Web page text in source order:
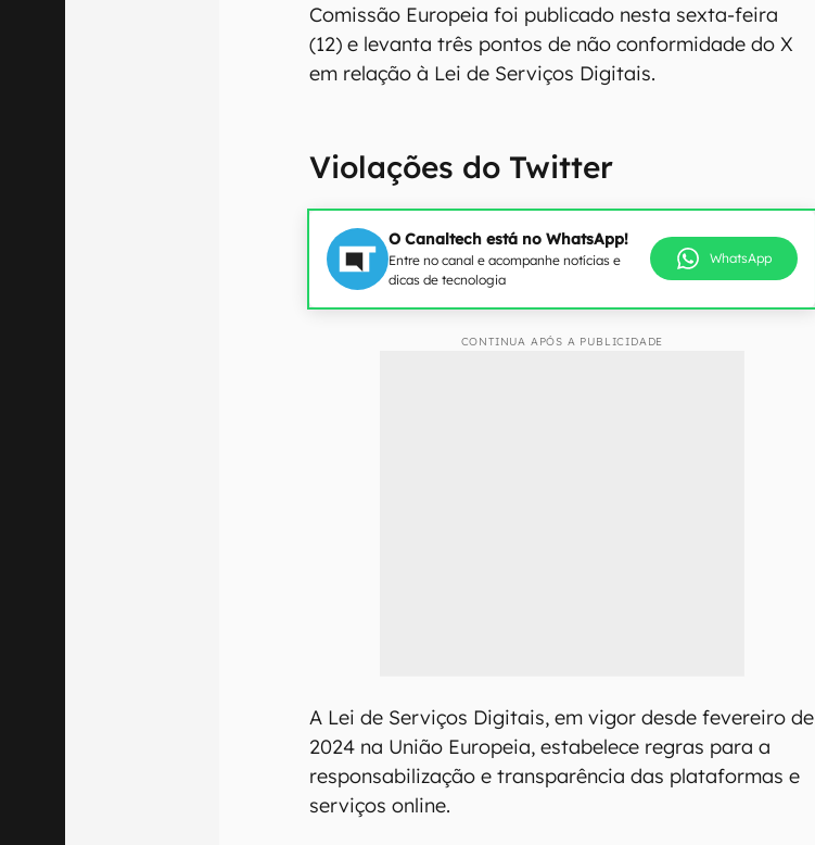
Comissão Europeia foi publicado nesta sexta-feira
(12) e levanta três pontos de não conformidade do X
em relação à Lei de Serviços Digitais.
Violações do Twitter
O Canaltech está no WhatsApp!
Entre no canal e acompanhe notícias e
dicas de tecnologia
WhatsApp
CONTINUA APÓS A PUBLICIDADE
A Lei de Serviços Digitais, em vigor desde fevereiro de
2024 na União Europeia, estabelece regras para a
responsabilização e transparência das plataformas e
serviços online.